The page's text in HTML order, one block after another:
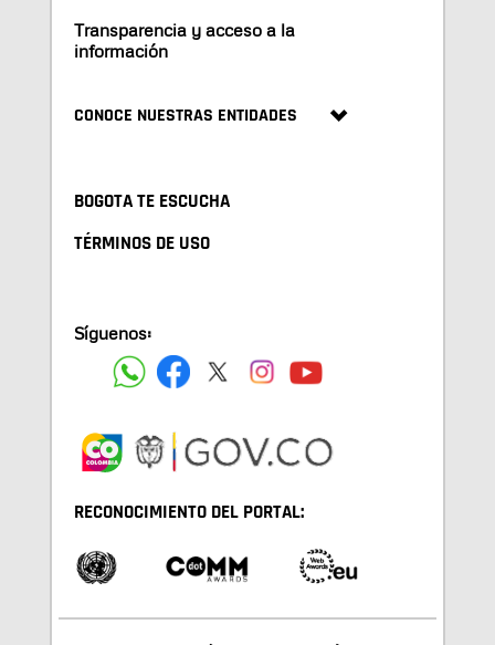
Transparencia y acceso a la
información
CONOCE NUESTRAS ENTIDADES
BOGOTA TE ESCUCHA
TÉRMINOS DE USO
Síguenos:
RECONOCIMIENTO DEL PORTAL: